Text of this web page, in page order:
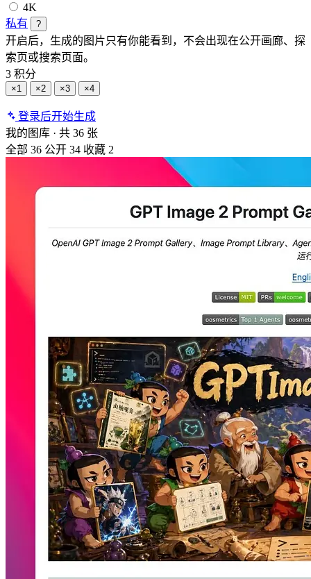
4K
私有
?
开启后，生成的图片只有你能看到，不会出现在公开画廊、探
索页或搜索页面。
3 积分
×1 ×2 ×3 ×4
登录后开始生成
我的图库 · 共 36 张
全部 36 公开 34 收藏 2